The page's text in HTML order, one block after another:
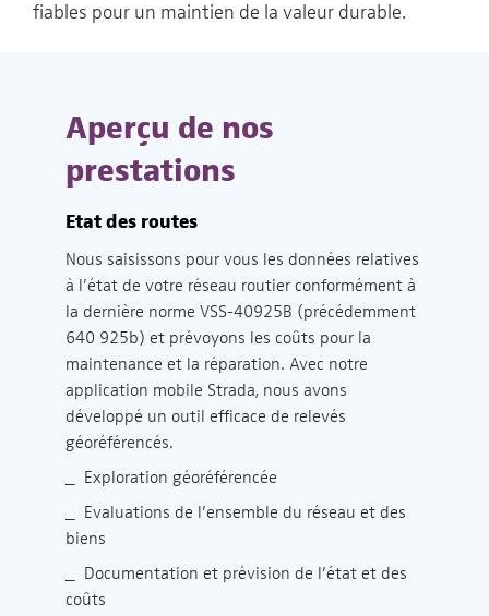
fiables pour un maintien de la valeur durable.
Aperçu de nos
prestations
Etat des routes
Nous saisissons pour vous les données relatives
à l’état de votre réseau routier conformément à
la dernière norme VSS-40925B (précédemment
640 925b) et prévoyons les coûts pour la
maintenance et la réparation. Avec notre
application mobile Strada, nous avons
développé un outil efficace de relevés
géoréférencés.
_ Exploration géoréférencée
_ Evaluations de l’ensemble du réseau et des
biens
_ Documentation et prévision de l’état et des
coûts